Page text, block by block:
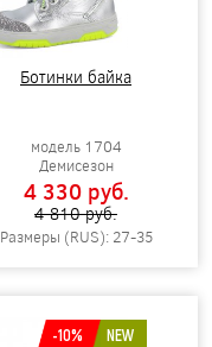
Ботинки байка
модель 1704
Демисезон
4 330 pуб.
4 810 pуб.
Размеры (RUS): 27-35
-10% NEW